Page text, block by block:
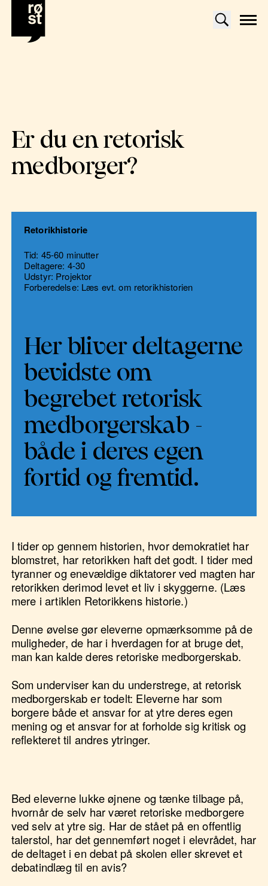
Er du en retorisk
medborger?
Retorikhistorie
Tid: 45-60 minutter
Deltagere: 4-30
Udstyr: Projektor
Forberedelse: Læs evt. om retorikhistorien
Her bliver deltagerne
bevidste om
begrebet retorisk
medborgerskab -
både i deres egen
fortid og fremtid.
I tider op gennem historien, hvor demokratiet har
blomstret, har retorikken haft det godt. I tider med
tyranner og enevældige diktatorer ved magten har
retorikken derimod levet et liv i skyggerne. (Læs
mere i artiklen Retorikkens historie.)
Denne øvelse gør eleverne opmærksomme på de
muligheder, de har i hverdagen for at bruge det,
man kan kalde deres retoriske medborgerskab.
Som underviser kan du understrege, at retorisk
medborgerskab er todelt: Eleverne har som
borgere både et ansvar for at ytre deres egen
mening og et ansvar for at forholde sig kritisk og
reflekteret til andres ytringer.
Bed eleverne lukke øjnene og tænke tilbage på,
hvornår de selv har været retoriske medborgere
ved selv at ytre sig. Har de stået på en offentlig
talerstol, har det gennemført noget i elevrådet, har
de deltaget i en debat på skolen eller skrevet et
debatindlæg til en avis?